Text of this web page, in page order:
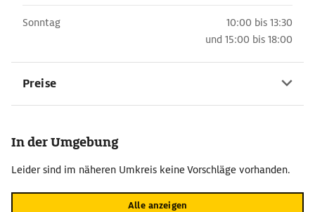
Sonntag
10:00 bis 13:30
und 15:00 bis 18:00
Preise
In der Umgebung
Leider sind im näheren Umkreis keine Vorschläge vorhanden.
Alle anzeigen